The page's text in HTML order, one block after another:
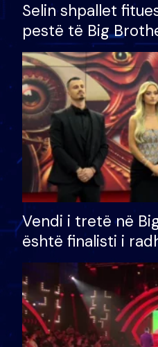
Selin shpallet
pestë të Big
çmimin e madh
Vendi i tretë në
është finalisti i